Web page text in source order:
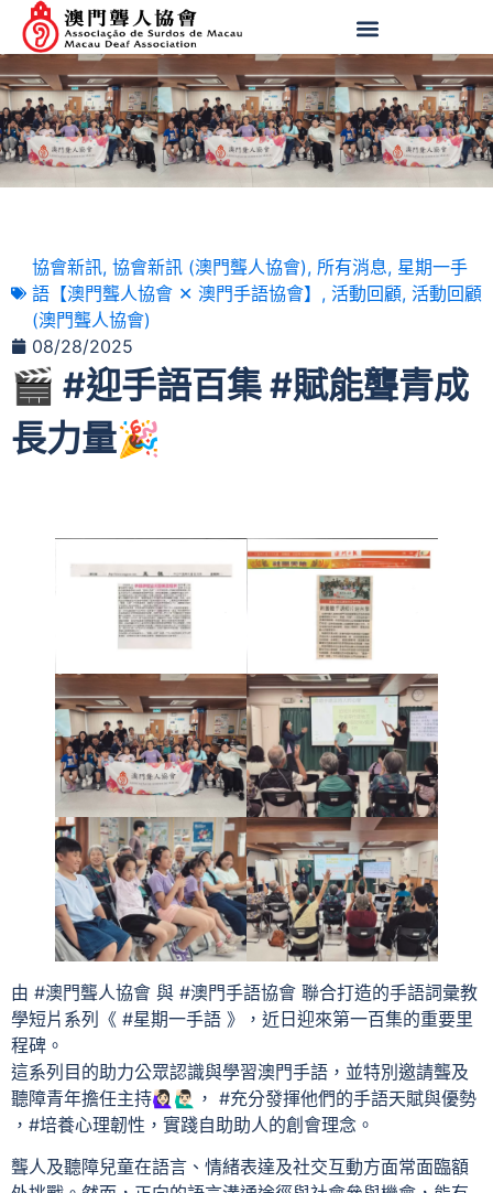
協會新訊, 協會新訊 (澳門聾人協會), 所有消息, 星期一手
語【澳門聾人協會 ✕ 澳門手語協會】 , 活動回顧, 活動回顧
(澳門聾人協會)
08/28/2025
🎬 #迎手語百集 #賦能聾青成
長力量🎉
由 #澳門聾人協會 與 #澳門手語協會 聯合打造的手語詞彙教
學短片系列《 #星期一手語 》，近日迎來第一百集的重要里
程碑。
這系列目的助力公眾認識與學習澳門手語，並特別邀請聾及
聽障青年擔任主持​🙋🏻‍♀🙋🏻‍♂， #充分發揮他們的手語天賦與優勢
，#培養心理韌性，實踐自助助人的創會理念。
聾人及聽障兒童在語言、情緒表達及社交互動方面常面臨額